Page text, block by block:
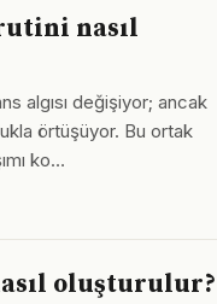
nasıl
algısı değişiyor; ancak
örtüşüyor. Bu ortak
ko…
oluşturulur?